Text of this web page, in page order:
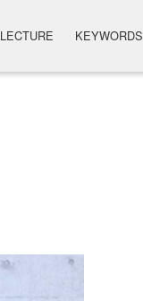
LECTURE KEYWORDS